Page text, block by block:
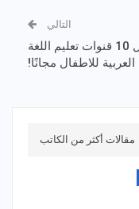
التالي
أفضل 10 قنوات تعليم اللغة
العربية للاطفال مجانًا!
مقالات أكثر من الكاتب